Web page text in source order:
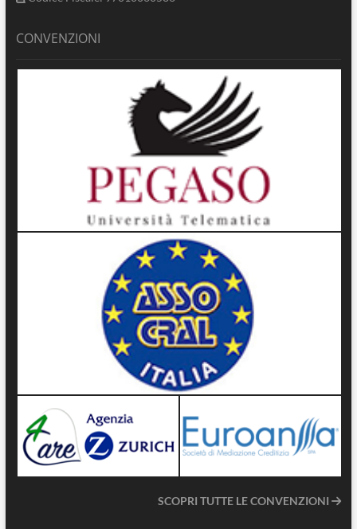
CONVENZIONI
SCOPRI TUTTE LE CONVENZIONI